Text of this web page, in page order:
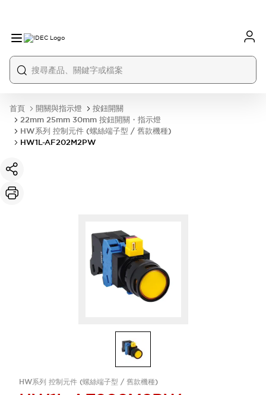
首頁 開關與指示燈
按鈕開關
22mm 25mm 30mm 按鈕開關・指示燈
HW系列 控制元件 (螺絲端子型 / 舊款機種)
HW1L-AF202M2PW
HW系列 控制元件 (螺絲端子型 / 舊款機種)